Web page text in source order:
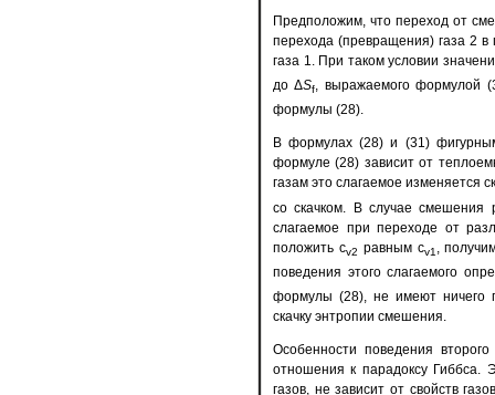
Предположим, что переход от
перехода (превращения) газа 2
газа 1. При таком условии
до ΔSf, выражаемого формулой
формулы (28).
В формулах (28) и (31)
формуле (28) зависит от
газам это слагаемое изменяется
со скачком. В случае смешения
слагаемое при переходе от
положить cv2 равным cv1
,
поведения этого слагаемого
формулы (28), не имеют ничего
скачку энтропии смешения.
Особенности поведения
отношения к парадоксу Гиббса.
газов, не зависит от свойств